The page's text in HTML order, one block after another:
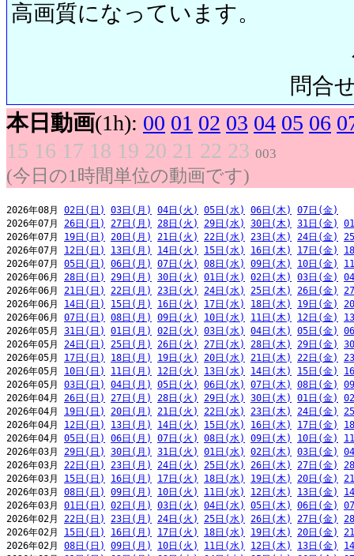
高画質になっています。
問合
本日動画(1h): 00 01 02 03 04 05 06
15 16 17 18 19 20 21 22 23 003
(今日の1時間単位の動画です)
2026年08月 02日(日) 03日(月) 04日(火) 05日(水) 06日(木)
07日(金)
2026年07月 26日(日) 27日(月) 28日(火) 29日(水) 30日(木) 31日(金)
2026年07月 19日(日) 20日(月) 21日(火) 22日(水) 23日(木) 24日(金)
2026年07月 12日(日) 13日(月) 14日(火) 15日(水) 16日(木) 17日(金)
2026年07月 05日(日) 06日(月) 07日(火) 08日(水) 09日(木) 10日(金)
2026年06月 28日(日) 29日(月) 30日(火) 01日(水) 02日(木) 03日(金)
2026年06月 21日(日) 22日(月) 23日(火) 24日(水) 25日(木) 26日(金)
2026年06月 14日(日) 15日(月) 16日(火) 17日(水) 18日(木) 19日(金)
2026年06月 07日(日) 08日(月) 09日(火) 10日(水) 11日(木) 12日(金)
2026年05月 31日(日) 01日(月) 02日(火) 03日(水) 04日(木) 05日(金)
2026年05月 24日(日) 25日(月) 26日(火) 27日(水) 28日(木) 29日(金)
2026年05月 17日(日) 18日(月) 19日(火) 20日(水) 21日(木) 22日(金)
2026年05月 10日(日) 11日(月) 12日(火) 13日(水) 14日(木) 15日(金)
2026年05月 03日(日) 04日(月) 05日(火) 06日(水) 07日(木) 08日(金)
2026年04月 26日(日) 27日(月) 28日(火) 29日(水) 30日(木) 01日(金)
2026年04月 19日(日) 20日(月) 21日(火) 22日(水) 23日(木) 24日(金)
2026年04月 12日(日) 13日(月) 14日(火) 15日(水) 16日(木) 17日(金)
2026年04月 05日(日) 06日(月) 07日(火) 08日(水) 09日(木) 10日(金)
2026年03月 29日(日) 30日(月) 31日(火) 01日(水) 02日(木) 03日(金)
2026年03月 22日(日) 23日(月) 24日(火) 25日(水) 26日(木) 27日(金)
2026年03月 15日(日) 16日(月) 17日(火) 18日(水) 19日(木) 20日(金)
2026年03月 08日(日) 09日(月) 10日(火) 11日(水) 12日(木) 13日(金)
2026年03月 01日(日) 02日(月) 03日(火) 04日(水) 05日(木) 06日(金)
2026年02月 22日(日) 23日(月) 24日(火) 25日(水) 26日(木) 27日(金)
2026年02月 15日(日) 16日(月) 17日(火) 18日(水) 19日(木) 20日(金)
2026年02月 08日(日) 09日(月) 10日(火) 11日(水) 12日(木) 13日(金)